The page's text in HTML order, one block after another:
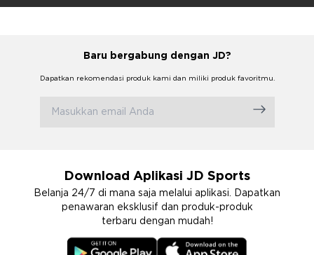
Baru bergabung dengan JD?
Dapatkan rekomendasi produk kami dan miliki produk favoritmu.
Download Aplikasi JD Sports
Belanja 24/7 di mana saja melalui aplikasi. Dapatkan
penawaran eksklusif dan produk-produk
terbaru dengan mudah!